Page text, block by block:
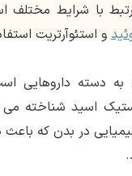
با شرایط مختلف
و استئوآرتریت
به دسته داروهایی
اسید شناخته می
در بدن که باعث